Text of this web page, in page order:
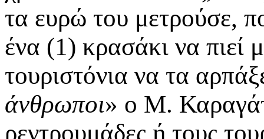
τα ευρώ του μετρούσε,
ένα (1) κρασάκι να πιεί
τουριστόνια να τα
άνθρωποι» ο Μ.
ρεντρουμάδες ή τους